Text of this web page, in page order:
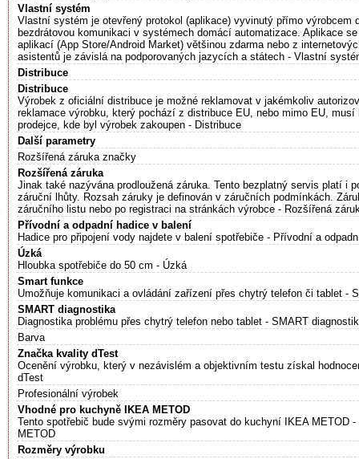
Vlastní systém
Vlastní systém je otevřený protokol (aplikace) vyvinutý přímo výrobcem
bezdrátovou komunikaci v systémech domácí automatizace. Aplikace
aplikací (App Store/Android Market) většinou zdarma nebo z
asistentů je závislá na podporovaných jazycích a státech - Vlastní
Distribuce
Distribuce
Výrobek z oficiální distribuce je možné reklamovat v jakémkoliv
reklamace výrobku, který pochází z distribuce EU, nebo mimo EU,
prodejce, kde byl výrobek zakoupen - Distribuce
Další parametry
Rozšířená záruka značky
Rozšířená záruka
Jinak také nazývána prodloužená záruka. Tento bezplatný servis platí i
záruční lhůty. Rozsah záruky je definován v záručních podmínkách.
záručního listu nebo po registraci na stránkách výrobce - Rozšířená
Přívodní a odpadní hadice v balení
Hadice pro připojení vody najdete v balení spotřebiče - Přívodní a
Úzká
Hloubka spotřebiče do 50 cm - Úzká
Smart funkce
Umožňuje komunikaci a ovládání zařízení přes chytrý telefon či tablet -
SMART diagnostika
Diagnostika problému přes chytrý telefon nebo tablet - SMART
Barva
Značka kvality dTest
Ocenění výrobku, který v nezávislém a objektivním testu získal
dTest
Profesionální výrobek
Vhodné pro kuchyně IKEA METOD
Tento spotřebič bude svými rozměry pasovat do kuchyní IKEA METOD
METOD
Rozměry výrobku